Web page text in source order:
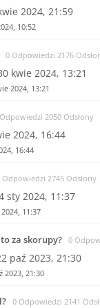
2024, 21:59
10:52
0 Odpowiedzi 2176
kwie 2024, 13:21
2024, 13:21
2050 Odsłony
2024, 16:44
16:44
Odpowiedzi 2745 Odsłony
sty 2024, 11:37
11:37
za skorupy? 0
paź 2023, 21:30
2023, 21:30
0 Odpowiedzi 2141